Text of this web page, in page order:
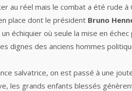
au réel mais le combat a été rude à
place dont le président Bruno
échiquier où seule la mise en
dignes des anciens hommes
salvatrice, on est passé à une
les grands enfants blessés